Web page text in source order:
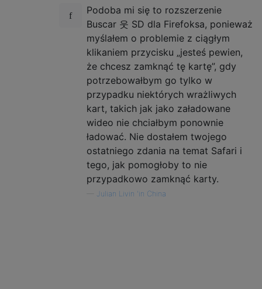
Podoba mi się to rozszerzenie
Buscar 웃 SD dla Firefoksa, ponieważ
myślałem o problemie z ciągłym
klikaniem przycisku „jesteś pewien,
że chcesz zamknąć tę kartę”, gdy
potrzebowałbym go tylko w
przypadku niektórych wrażliwych
kart, takich jak jako załadowane
wideo nie chciałbym ponownie
ładować. Nie dostałem twojego
ostatniego zdania na temat Safari i
tego, jak pomogłoby to nie
przypadkowo zamknąć karty.
Julian Livin 'in China